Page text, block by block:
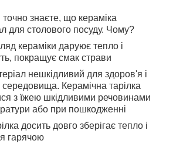
знаєте, що кераміка
для столового посуду. Чому?
кераміки даруює тепло і
покращує смак страви
нешкідливий для здоров'я і
Керамічна тарілка
з їжею шкідливими речовинами
або при пошкодженні
досить довго зберігає тепло і
гарячою